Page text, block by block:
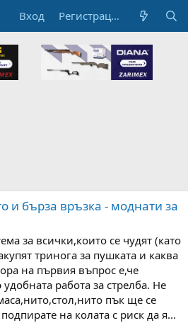
Вход Регистрация
и бърза връзка - моднати за
за всички,които се чудят (като
тринога за пушката и каква
на първия въпрос е,че
удобната работа за стрелба. Не
пък ще се
на колата с риск да я...